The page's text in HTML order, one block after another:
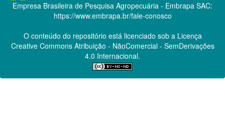
Empresa Brasileira de Pesquisa Agropecuária - Embrapa SAC:
https://www.embrapa.br/fale-conosco
O conteúdo do repositório está licenciado sob a Licença
Creative CommonsAtribuição - NãoComercial - SemDerivações
4.0 Internacional.